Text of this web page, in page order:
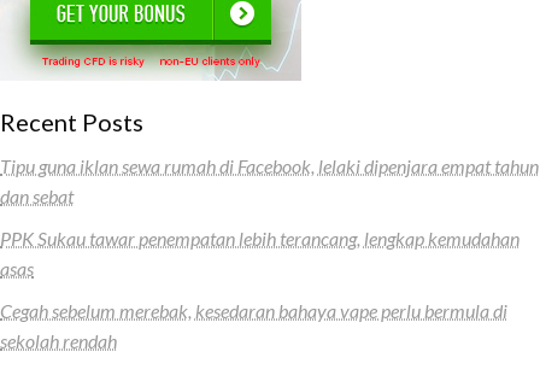
Recent Posts
Tipu guna iklan sewa rumah di Facebook, lelaki dipenjara empat tahun
dan sebat
PPK Sukau tawar penempatan lebih terancang, lengkap kemudahan
asas
Cegah sebelum merebak, kesedaran bahaya vape perlu bermula di
sekolah rendah